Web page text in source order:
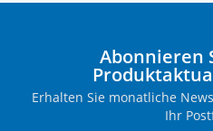
Abonnieren
Erhalten Sie monatliche
Ihr